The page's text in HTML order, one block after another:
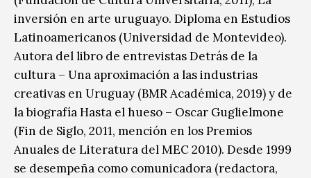
inversión en arte uruguayo. Diploma en Estudios
Latinoamericanos (Universidad de Montevideo).
Autora del libro de entrevistas Detrás de la
cultura – Una aproximación a las industrias
creativas en Uruguay (BMR Académica, 2019) y de
la biografía Hasta el hueso – Oscar Guglielmone
(Fin de Siglo, 2011, mención en los Premios
Anuales de Literatura del MEC 2010). Desde 1999
se desempeña como comunicadora (redactora,